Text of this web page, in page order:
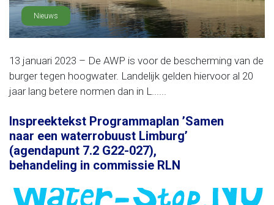
Nieuws
13 januari 2023 – De AWP is voor de bescherming van de
burger tegen hoogwater. Landelijk gelden hiervoor al 20
jaar lang betere normen dan in L......
Inspreektekst Programmaplan ’Samen
naar een waterrobuust Limburg’
(agendapunt 7.2 G22-027),
behandeling in commissie RLN